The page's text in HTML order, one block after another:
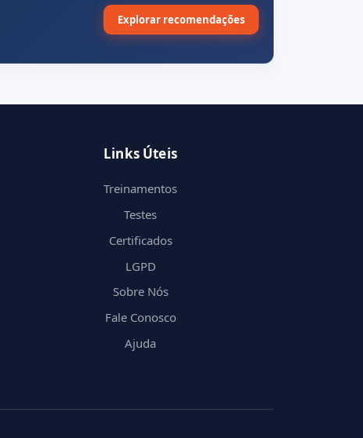
Explorar recomendações
Links Úteis
Treinamentos
Testes
Certificados
LGPD
Sobre Nós
Fale Conosco
Ajuda